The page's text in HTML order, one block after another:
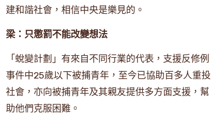
建和諧社會，相信中央是樂見的。
梁：只懲罰不能改變想法
「蛻變計劃」有來自不同行業的代表，支援反修例
事件中25歲以下被捕青年，至今已協助百多人重投
社會，亦向被捕青年及其親友提供多方面支援，幫
助他們克服困難。